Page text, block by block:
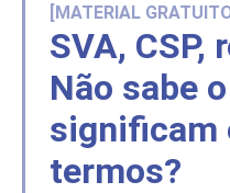
[MATERIAL
SVA, CSP,
Não sabe
significam
termos?